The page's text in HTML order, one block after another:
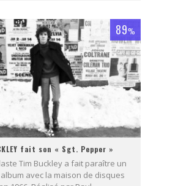
89%
fait son « Sgt. Pepper »
Tim Buckley a fait paraître un
avec la maison de disques